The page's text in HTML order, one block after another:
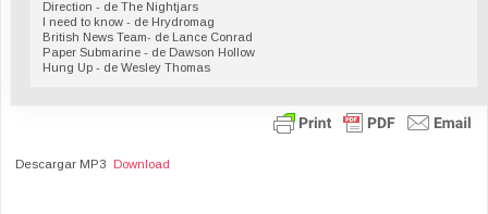
Direction - de The Nightjars
I need to know - de Hrydromag
British News Team- de Lance Conrad
Paper Submarine - de Dawson Hollow
Hung Up - de Wesley Thomas
Descargar MP3 Download